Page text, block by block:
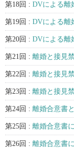
第18回 : DVによる離
第19回 : DVによる離
第20回 : DVによる離
第21回 : 離婚と接見
第22回 : 離婚と接見
第23回 : 離婚と接見
第24回 : 離婚合意書
第25回 : 離婚合意書
第26回 : 離婚合意書